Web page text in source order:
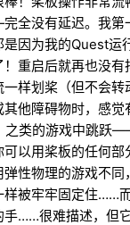
全没有延迟。我第
是因为我的Quest运
重启后就再也没有
样划桨（但不会转
他障碍物时，感觉
之类的游戏中跳跃
可以用桨板的任何部
性物理的游戏不同
被牢牢固定住……而
手……很难描述，但